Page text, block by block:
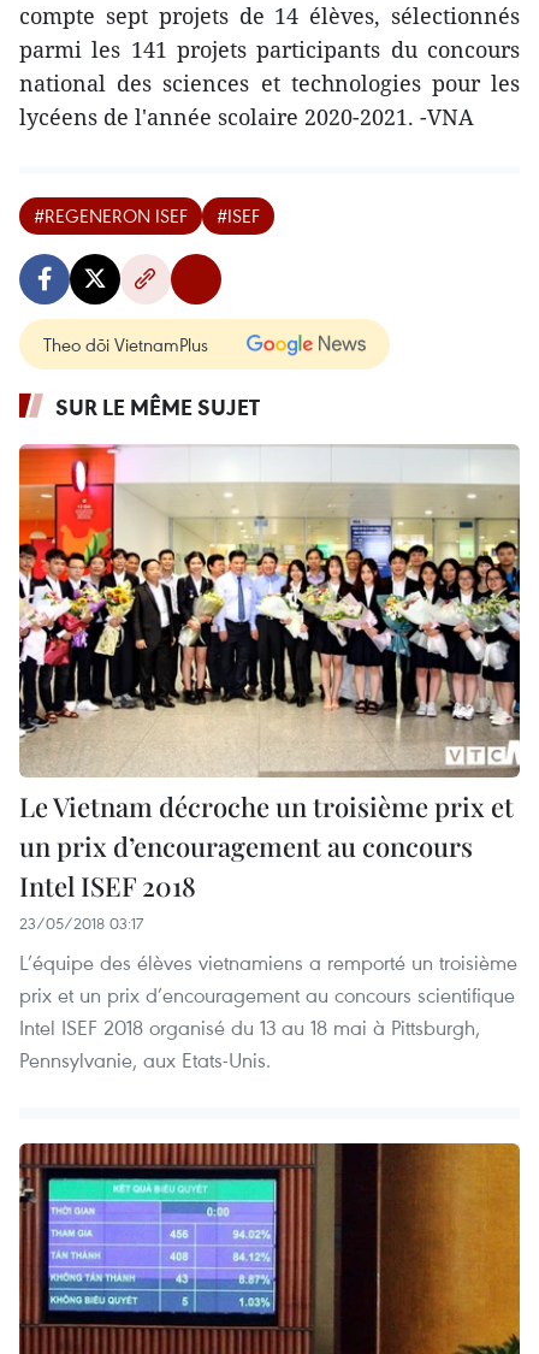
compte sept projets de 14 élèves, sélectionnés
parmi les 141 projets participants du concours
national des sciences et technologies pour les
lycéens de l'année scolaire 2020-2021. -VNA
#REGENERON ISEF #ISEF
Theo dõi VietnamPlus
SUR LE MÊME SUJET
Le Vietnam décroche un troisième prix et
un prix d’encouragement au concours
Intel ISEF 2018
23/05/2018 03:17
L’équipe des élèves vietnamiens a remporté un troisième
prix et un prix d’encouragement au concours scientifique
Intel ISEF 2018 organisé du 13 au 18 mai à Pittsburgh,
Pennsylvanie, aux Etats-Unis.